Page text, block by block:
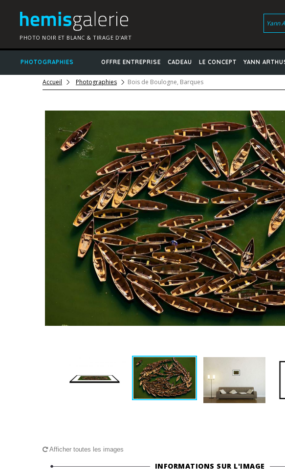
PHOTO NOIR ET BLANC & TIRAGE D'ART
PHOTOGRAPHIES OFFRE ENTREPRISE CADEAU LE CONCEPT YANN
Accueil Photographies Bois de Boulogne, Barques
Afficher toutes les images
INFORMATIONS SUR L'IMAGE